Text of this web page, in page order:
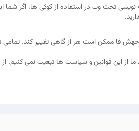
تحت وب در استفاده از کوکی ها، اگر شما
ممکن است هر از گاهی تغییر کند. تمامی